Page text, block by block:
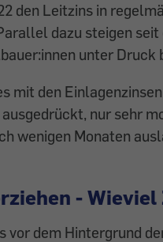
den Leitzins in
dazu steigen
unter Druck
mit den
nur sehr
wenigen Monaten
-
vor dem Hintergrund